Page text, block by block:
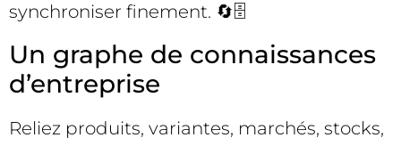
synchroniser finement. 🔄🗄️
Un graphe de connaissances
d’entreprise
Reliez produits, variantes, marchés, stocks,